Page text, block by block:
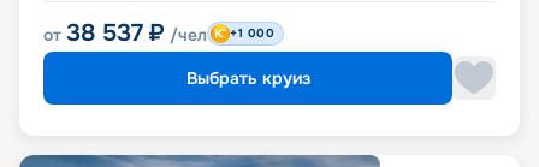
от 38 537 ₽ /чел +1 000
Выбрать круиз